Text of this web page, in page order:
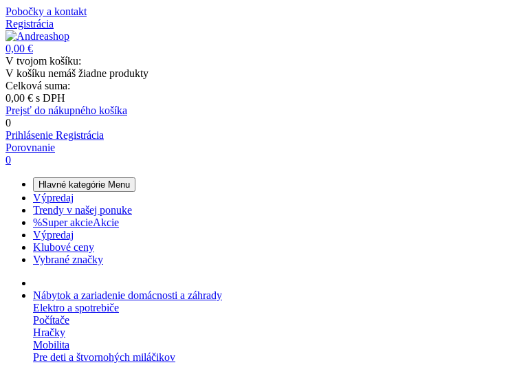
Pobočky a kontakt
Registrácia
0,00 €
V tvojom košíku:
V košíku nemáš žiadne produkty
Celková suma:
0,00 € s DPH
Prejsť do nákupného košíka
0
Prihlásenie Registrácia
Porovnanie
0
Hlavné kategórie Menu
Výpredaj
Trendy v našej ponuke
%Super akcieAkcie
Výpredaj
Klubové ceny
Vybrané značky
Nábytok a zariadenie domácnosti a záhrady
Elektro a spotrebiče
Počítače
Hračky
Mobilita
Pre deti a štvornohých miláčikov